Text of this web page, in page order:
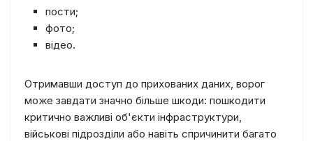
пости;
фото;
відео.
Отримавши доступ до прихованих даних, ворог
може завдати значно більше шкоди: пошкодити
критично важливі об'єкти інфраструктури,
військові підрозділи або навіть спричинити багато